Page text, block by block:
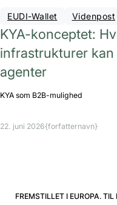
EUDI-Wallet Videnpost
KYA-konceptet:
infrastrukturer
agenter
KYA som B2B-mulighed
22. juni 2026{forfatternavn}
FREMSTILLET I EUROPA.